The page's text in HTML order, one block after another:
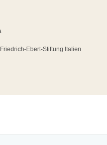
Ebert-Stiftung Italien